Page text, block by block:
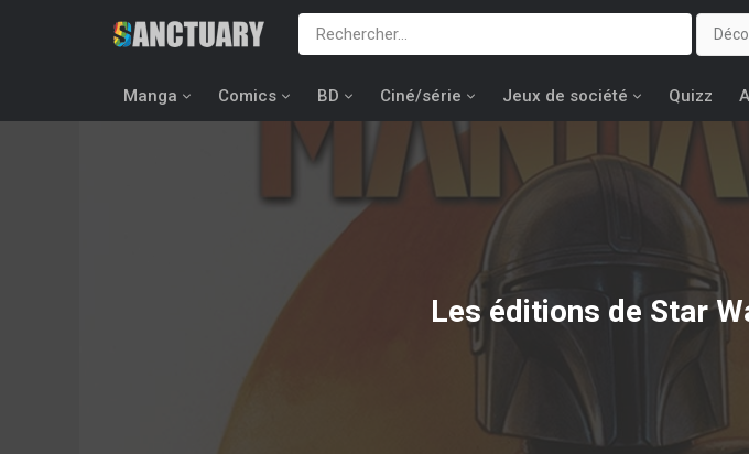
Manga Comics BD Ciné/série Jeux de société Quizz
Les éditions de Star